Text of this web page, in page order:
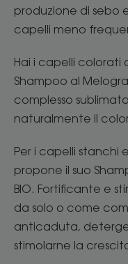
produzione di sebo
capelli meno
Hai i capelli colorati
Shampoo al
complesso
naturalmente il
Per i capelli stanchi
propone il suo
BIO. Fortificante e
da solo o come
anticaduta,
stimolarne la